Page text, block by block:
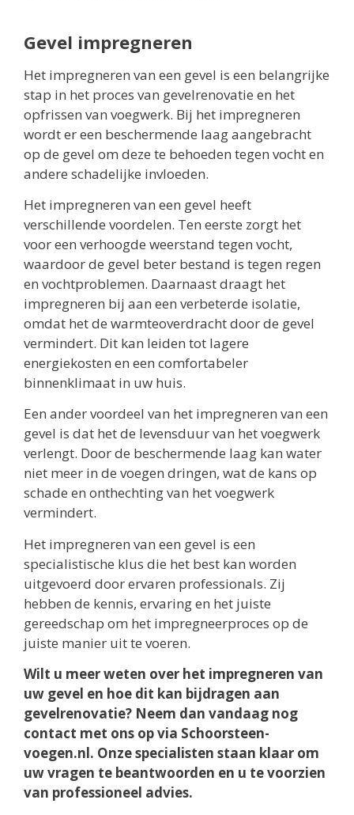
Gevel impregneren
Het impregneren van een gevel is een belangrijke
stap in het proces van gevelrenovatie en het
opfrissen van voegwerk. Bij het impregneren
wordt er een beschermende laag aangebracht
op de gevel om deze te behoeden tegen vocht en
andere schadelijke invloeden.
Het impregneren van een gevel heeft
verschillende voordelen. Ten eerste zorgt het
voor een verhoogde weerstand tegen vocht,
waardoor de gevel beter bestand is tegen regen
en vochtproblemen. Daarnaast draagt het
impregneren bij aan een verbeterde isolatie,
omdat het de warmteoverdracht door de gevel
vermindert. Dit kan leiden tot lagere
energiekosten en een comfortabeler
binnenklimaat in uw huis.
Een ander voordeel van het impregneren van een
gevel is dat het de levensduur van het voegwerk
verlengt. Door de beschermende laag kan water
niet meer in de voegen dringen, wat de kans op
schade en onthechting van het voegwerk
vermindert.
Het impregneren van een gevel is een
specialistische klus die het best kan worden
uitgevoerd door ervaren professionals. Zij
hebben de kennis, ervaring en het juiste
gereedschap om het impregneerproces op de
juiste manier uit te voeren.
Wilt u meer weten over het impregneren van
uw gevel en hoe dit kan bijdragen aan
gevelrenovatie? Neem dan vandaag nog
contact met ons op via Schoorsteen-
voegen.nl. Onze specialisten staan klaar om
uw vragen te beantwoorden en u te voorzien
van professioneel advies.